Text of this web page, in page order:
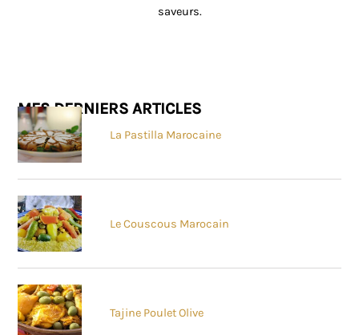
saveurs.
MES DERNIERS ARTICLES
La Pastilla Marocaine
Le Couscous Marocain
Tajine Poulet Olive